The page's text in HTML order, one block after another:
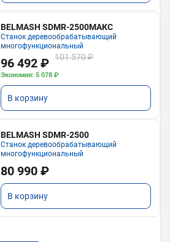
BELMASH SDMR-2500МАКС
Станок деревообрабатывающий
многофункциональный
96 492 ₽ 101 570 ₽
Экономия: 5 078 ₽
В корзину
BELMASH SDMR-2500
Станок деревообрабатывающий
многофункциональный
80 990 ₽
В корзину